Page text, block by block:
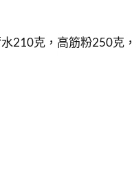
210克，高筋粉250克，